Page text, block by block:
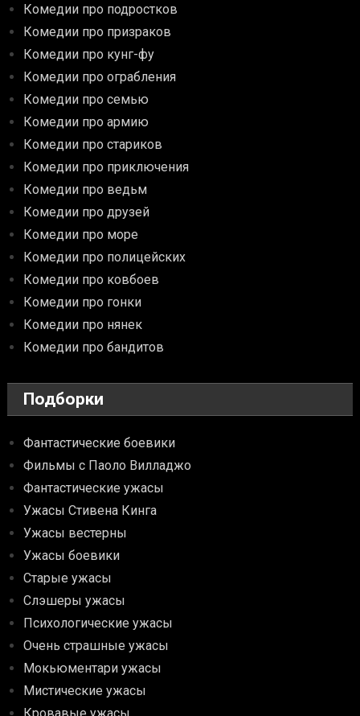
Комедии про подростков
Комедии про призраков
Комедии про кунг-фу
Комедии про ограбления
Комедии про семью
Комедии про армию
Комедии про стариков
Комедии про приключения
Комедии про ведьм
Комедии про друзей
Комедии про море
Комедии про полицейских
Комедии про ковбоев
Комедии про гонки
Комедии про нянек
Комедии про бандитов
Подборки
Фантастические боевики
Фильмы с Паоло Вилладжо
Фантастические ужасы
Ужасы Стивена Кинга
Ужасы вестерны
Ужасы боевики
Старые ужасы
Слэшеры ужасы
Психологические ужасы
Очень страшные ужасы
Мокьюментари ужасы
Мистические ужасы
Кровавые ужасы